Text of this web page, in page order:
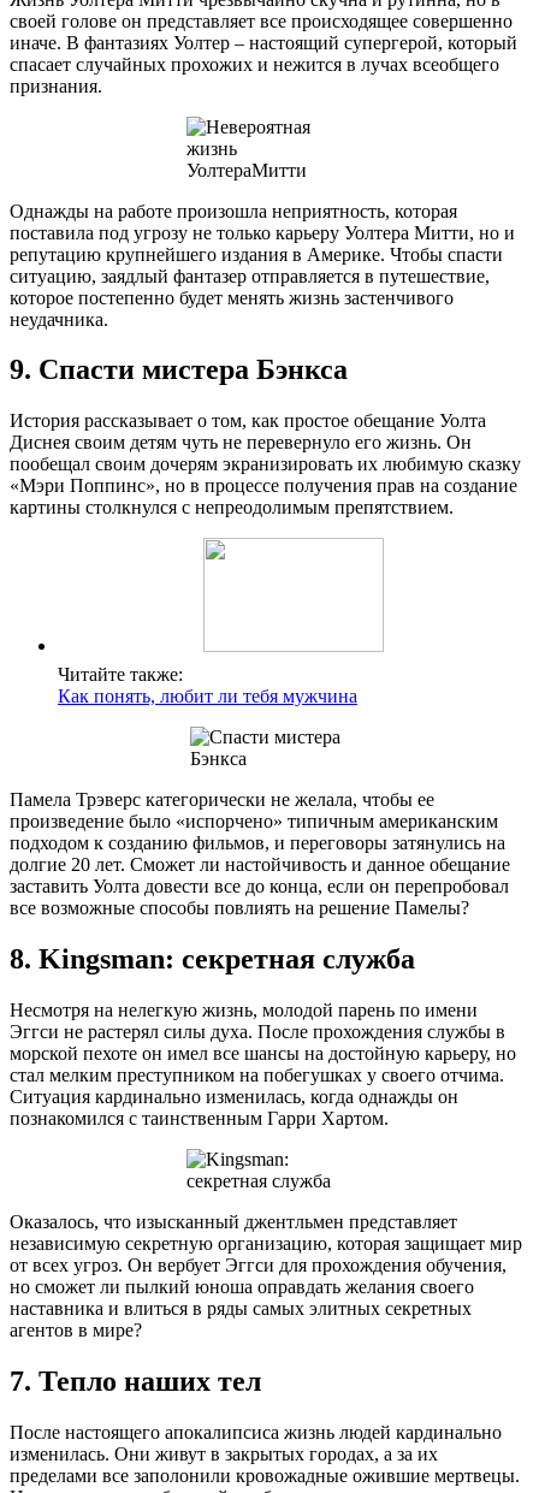
своей голове он представляет все происходящее совершенно
иначе. В фантазиях Уолтер – настоящий супергерой, который
спасает случайных прохожих и нежится в лучах всеобщего
признания.
Однажды на работе произошла неприятность, которая
поставила под угрозу не только карьеру Уолтера Митти, но и
репутацию крупнейшего издания в Америке. Чтобы спасти
ситуацию, заядлый фантазер отправляется в путешествие,
которое постепенно будет менять жизнь застенчивого
неудачника.
9. Спасти мистера Бэнкса
История рассказывает о том, как простое обещание Уолта
Диснея своим детям чуть не перевернуло его жизнь. Он
пообещал своим дочерям экранизировать их любимую сказку
«Мэри Поппинс», но в процессе получения прав на создание
картины столкнулся с непреодолимым препятствием.
Читайте также:
Как понять, любит ли тебя мужчина
Памела Трэверс категорически не желала, чтобы ее
произведение было «испорчено» типичным американским
подходом к созданию фильмов, и переговоры затянулись на
долгие 20 лет. Сможет ли настойчивость и данное обещание
заставить Уолта довести все до конца, если он перепробовал
все возможные способы повлиять на решение Памелы?
8. Kingsman: секретная служба
Несмотря на нелегкую жизнь, молодой парень по имени
Эггси не растерял силы духа. После прохождения службы в
морской пехоте он имел все шансы на достойную карьеру, но
стал мелким преступником на побегушках у своего отчима.
Ситуация кардинально изменилась, когда однажды он
познакомился с таинственным Гарри Хартом.
Оказалось, что изысканный джентльмен представляет
независимую секретную организацию, которая защищает мир
от всех угроз. Он вербует Эггси для прохождения обучения,
но сможет ли пылкий юноша оправдать желания своего
наставника и влиться в ряды самых элитных секретных
агентов в мире?
7. Тепло наших тел
После настоящего апокалипсиса жизнь людей кардинально
изменилась. Они живут в закрытых городах, а за их
пределами все заполонили кровожадные ожившие мертвецы.